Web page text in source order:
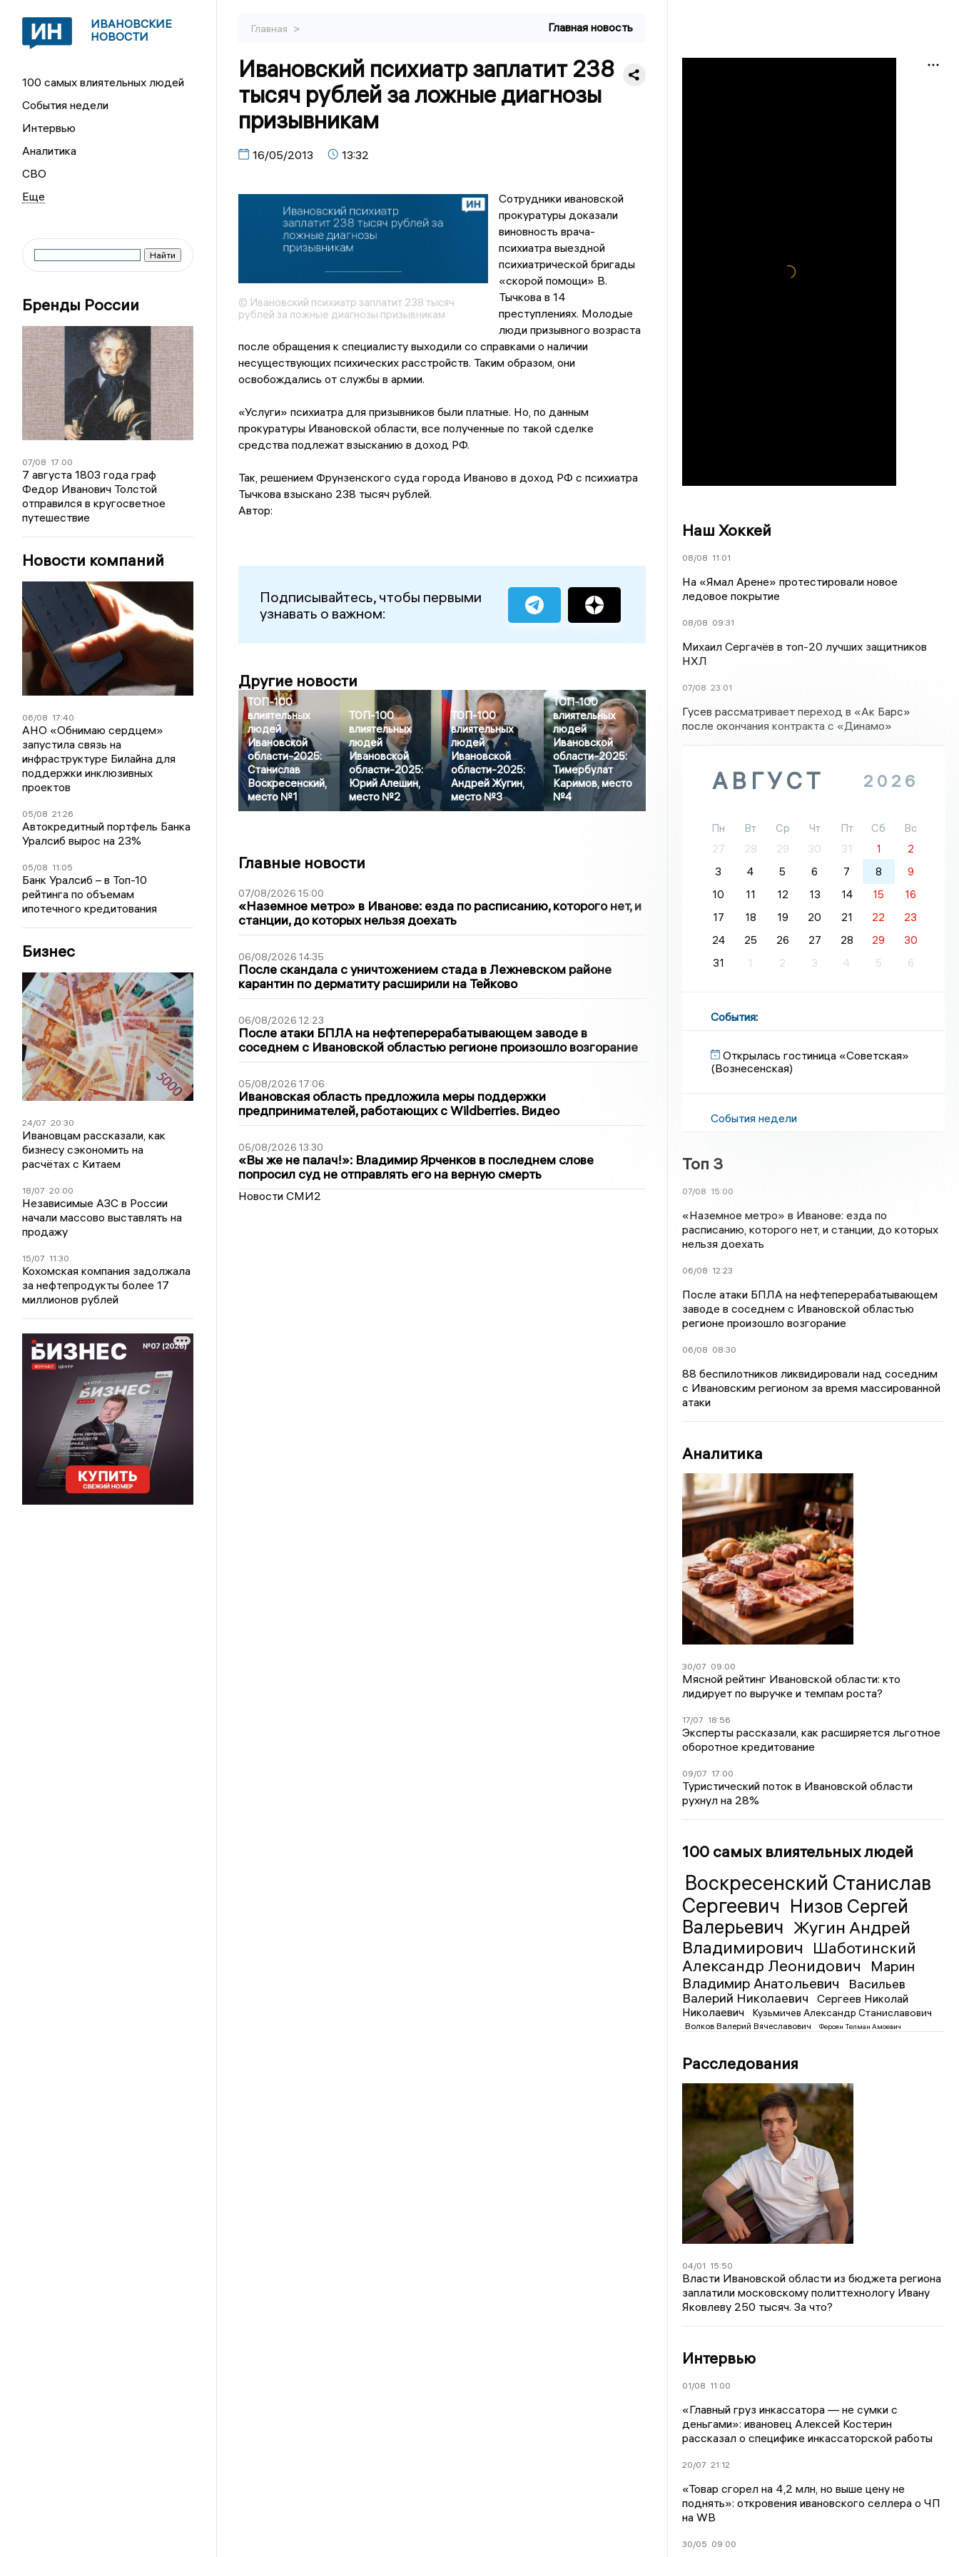
ИВАНОВСКИЕ
НОВОСТИ
100 самых влиятельных людей
События недели
Интервью
Аналитика
СВО
Бренды России
07/08 17:00
7 августа 1803 года граф
Федор Иванович Толстой
отправился в кругосветное
путешествие
Новости компаний
06/08 17:40
АНО «Обнимаю сердцем»
запустила связь на
инфраструктуре Билайна для
поддержки инклюзивных
проектов
05/08 21:26
Автокредитный портфель Банка
Уралсиб вырос на 23%
05/08 11:05
Банк Уралсиб – в Топ-10
рейтинга по объемам
ипотечного кредитования
Бизнес
24/07 20:30
Ивановцам рассказали, как
бизнесу сэкономить на
расчётах с Китаем
18/07 20:00
Независимые АЗС в России
начали массово выставлять на
продажу
15/07 11:30
Кохомская компания задолжала
за нефтепродукты более 17
миллионов рублей
Главная > Главная новость
Ивановский психиатр заплатит 238
тысяч рублей за ложные диагнозы
призывникам
16/05/2013 13:32
© Ивановский психиатр заплатит 238 тысяч
рублей за ложные диагнозы призывникам
Сотрудники ивановской
прокуратуры доказали
виновность врача-
психиатра выездной
психиатрической бригады
«скорой помощи» В.
Тычкова в 14
преступлениях. Молодые
люди призывного возраста
после обращения к специалисту выходили со справками о наличии
несуществующих психических расстройств. Таким образом, они
освобождались от службы в армии.
«Услуги» психиатра для призывников были платные. Но, по данным
прокуратуры Ивановской области, все полученные по такой сделке
средства подлежат взысканию в доход РФ.
Так, решением Фрунзенского суда города Иваново в доход РФ с психиатра
Тычкова взыскано 238 тысяч рублей.
Автор:
Подписывайтесь, чтобы первыми
узнавать о важном:
Другие новости
ТОП-100
влиятельных
людей
Ивановской
области-2025:
Станислав
Воскресенский,
место №1
ТОП-100
влиятельных
людей
Ивановской
области-2025:
Юрий Алешин,
место №2
ТОП-100
влиятельных
людей
Ивановской
области-2025:
Андрей Жугин,
место №3
ТОП-100
влиятельных
людей
Ивановской
области-2025:
Тимербулат
Каримов, место
№4
Главные новости
07/08/2026 15:00
«Наземное метро» в Иванове: езда по расписанию, которого нет, и
станции, до которых нельзя доехать
06/08/2026 14:35
После скандала с уничтожением стада в Лежневском районе
карантин по дерматиту расширили на Тейково
06/08/2026 12:23
После атаки БПЛА на нефтеперерабатывающем заводе в
соседнем с Ивановской областью регионе произошло возгорание
05/08/2026 17:06
Ивановская область предложила меры поддержки
предпринимателей, работающих с Wildberries. Видео
05/08/2026 13:30
«Вы же не палач!»: Владимир Ярченков в последнем слове
попросил суд не отправлять его на верную смерть
Новости СМИ2
Наш Хоккей
08/08 11:01
На «Ямал Арене» протестировали новое
ледовое покрытие
08/08 09:31
Михаил Сергачёв в топ-20 лучших защитников
НХЛ
07/08 23:01
Гусев рассматривает переход в «Ак Барс»
после окончания контракта с «Динамо»
АВГУСТ 2026
Пн Вт Ср Чт Пт Сб
Вс
27
28 29 30 31 1
2
3
4 5 6 7 8
9
10
11 12 13 14 15
16
17
18 19 20 21 22
23
24
25 26 27 28 29
30
31
1 2 3 4 5 6
События:
Открылась гостиница «Советская»
(Вознесенская)
События недели
Топ 3
07/08 15:00
«Наземное метро» в Иванове: езда по
расписанию, которого нет, и станции, до которых
нельзя доехать
06/08 12:23
После атаки БПЛА на нефтеперерабатывающем
заводе в соседнем с Ивановской областью
регионе произошло возгорание
06/08 08:30
88 беспилотников ликвидировали над соседним
с Ивановским регионом за время массированной
атаки
Аналитика
30/07 09:00
Мясной рейтинг Ивановской области: кто
лидирует по выручке и темпам роста?
17/07 18:56
Эксперты рассказали, как расширяется льготное
оборотное кредитование
09/07 17:00
Туристический поток в Ивановской области
рухнул на 28%
100 самых влиятельных людей
Воскресенский Станислав
Сергеевич Низов Сергей
Валерьевич Жугин Андрей
Владимирович
Шаботинский
Александр Леонидович
Марин
Владимир Анатольевич
Васильев
Валерий Николаевич
Сергеев Николай
Николаевич
Кузьмичев Александр Станиславович
Волков Валерий Вячеславович Фероян Телман Амоевич
Расследования
04/01 15:50
Власти Ивановской области из бюджета региона
заплатили московскому политтехнологу Ивану
Яковлеву 250 тысяч. За что?
Интервью
01/08 11:00
«Главный груз инкассатора — не сумки с
деньгами»: ивановец Алексей Костерин
рассказал о специфике инкассаторской работы
20/07 21:12
«Товар сгорел на 4,2 млн, но выше цену не
поднять»: откровения ивановского селлера о ЧП
на WB
30/05 09:00